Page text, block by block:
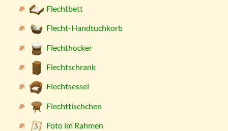
Flechtbett
Flecht-Handtuchkorb
Flechthocker
Flechtschrank
Flechtsessel
Flechttischchen
Foto im Rahmen